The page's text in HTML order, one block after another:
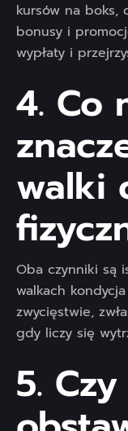
kursów na boks,
bonusy i
wypłaty i
4. Co
walki
Oba czynniki są
walkach
zwycięstwie,
gdy liczy się
5.